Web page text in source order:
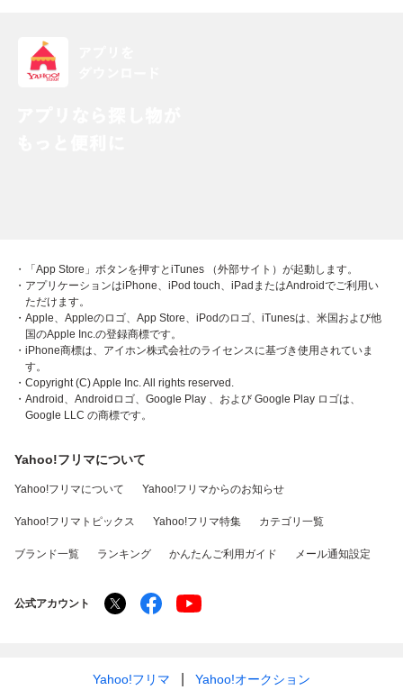
・「App Store」ボタンを押すとiTunes （外部サイト）が起動します。
・アプリケーションはiPhone、iPod touch、iPadまたはAndroidでご利用い
ただけます。
・Apple、Appleのロゴ、App Store、iPodのロゴ、iTunesは、米国および他
国のApple Inc.の登録商標です。
・iPhone商標は、アイホン株式会社のライセンスに基づき使用されていま
す。
・Copyright (C) Apple Inc. All rights reserved.
・Android、Androidロゴ、Google Play 、および Google Play ロゴは、
Google LLC の商標です。
Yahoo!フリマについて
Yahoo!フリマについて Yahoo!フリマからのお知らせ
Yahoo!フリマトピックス Yahoo!フリマ特集 カテゴリ一覧
ブランド一覧 ランキング かんたんご利用ガイド メール通知設定
公式アカウント
Yahoo!フリマ Yahoo!オークション